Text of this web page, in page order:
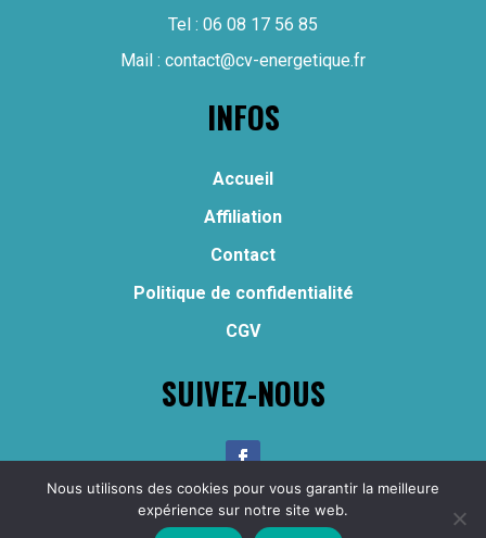
Tel : 06 08 17 56 85
Mail : contact@cv-energetique.fr
INFOS
Accueil
Affiliation
Contact
Politique de confidentialité
CGV
SUIVEZ-NOUS
Copyright © 2024 – Osmi Resilience – Tous droits
réservés –Mentions légales
Nous utilisons des cookies pour vous garantir la meilleure
expérience sur notre site web.